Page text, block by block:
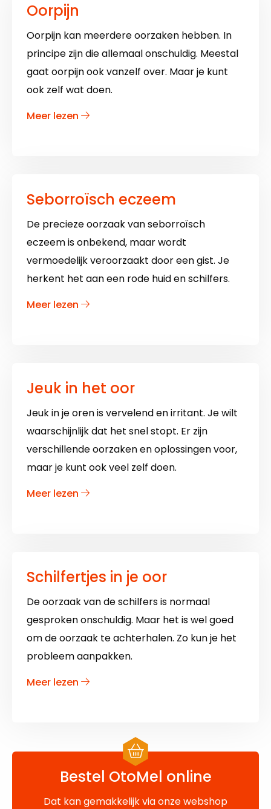
Oorpijn
Oorpijn kan meerdere oorzaken hebben. In
principe zijn die allemaal onschuldig. Meestal
gaat oorpijn ook vanzelf over. Maar je kunt
ook zelf wat doen.
Meer lezen over
Seborroïsch eczeem
De precieze oorzaak van seborroïsch
eczeem is onbekend, maar wordt
vermoedelijk veroorzaakt door een gist. Je
herkent het aan een rode huid en schilfers.
Meer lezen over
Jeuk in het oor
Jeuk in je oren is vervelend en irritant. Je wilt
waarschijnlijk dat het snel stopt. Er zijn
verschillende oorzaken en oplossingen voor,
maar je kunt ook veel zelf doen.
Meer lezen over
Schilfertjes in je oor
De oorzaak van de schilfers is normaal
gesproken onschuldig. Maar het is wel goed
om de oorzaak te achterhalen. Zo kun je het
probleem aanpakken.
Meer lezen over
Bestel OtoMel online
Dat kan gemakkelijk via onze webshop